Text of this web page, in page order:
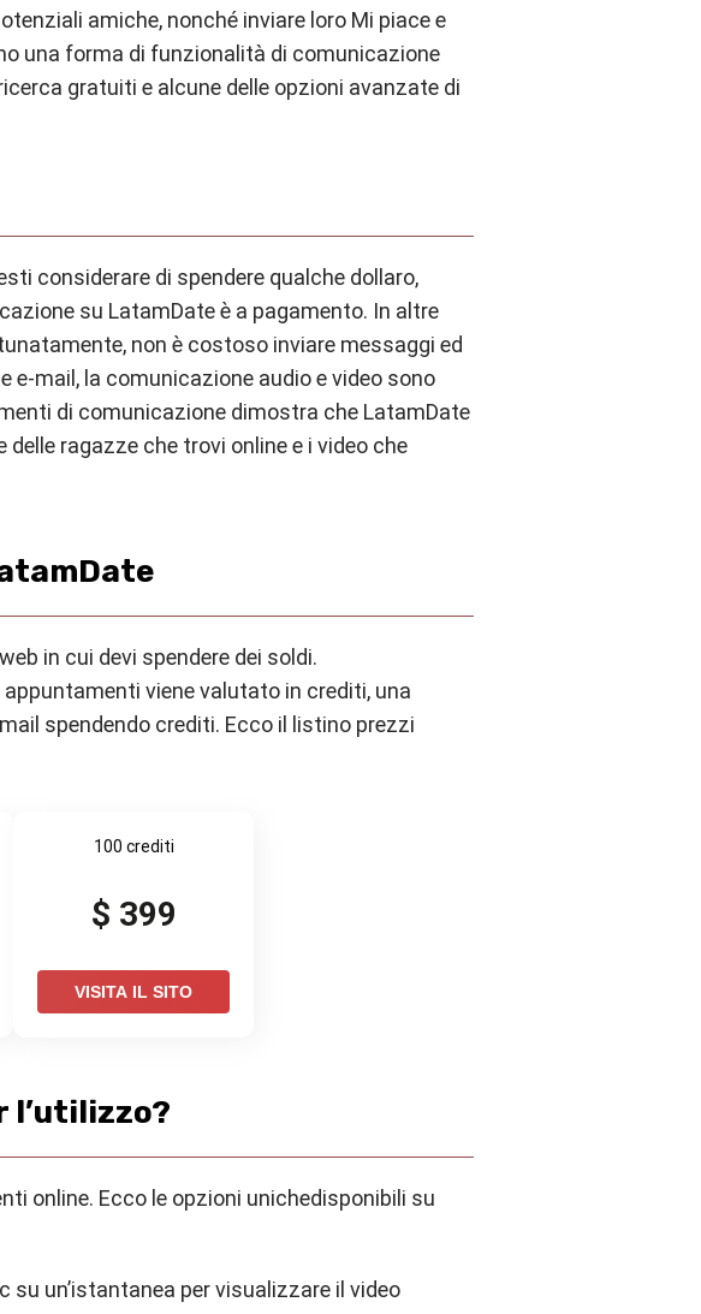
amiche, nonché inviare loro Mi piace e
una forma di funzionalità di comunicazione
gratuiti e alcune delle opzioni avanzate di
considerare di spendere qualche dollaro,
su LatamDate è a pagamento. In altre
non è costoso inviare messaggi ed
e-mail, la comunicazione audio e video sono
di comunicazione dimostra che LatamDate
ragazze che trovi online e i video che
in cui devi spendere dei soldi.
viene valutato in crediti, una
spendendo crediti. Ecco il listino prezzi
100 crediti
$ 399
VISITA IL SITO
l’utilizzo?
online. Ecco le opzioni unichedisponibili su
su un’istantanea per visualizzare il video